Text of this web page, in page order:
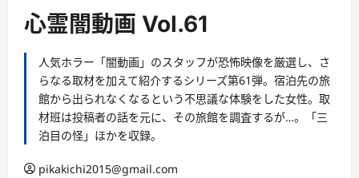
心霊闇動画 Vol.61
人気ホラー「闇動画」のスタッフが恐怖映像を厳選し、さ
らなる取材を加えて紹介するシリーズ第61弾。宿泊先の旅
館から出られなくなるという不思議な体験をした女性。取
材班は投稿者の話を元に、その旅館を調査するが…。「三
泊目の怪」ほかを収録。
pikakichi2015@gmail.com